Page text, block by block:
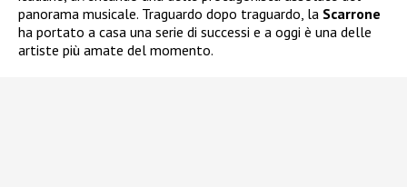
panorama musicale. Traguardo dopo traguardo, la Scarrone
ha portato a casa una serie di successi e a oggi è una delle
artiste più amate del momento.